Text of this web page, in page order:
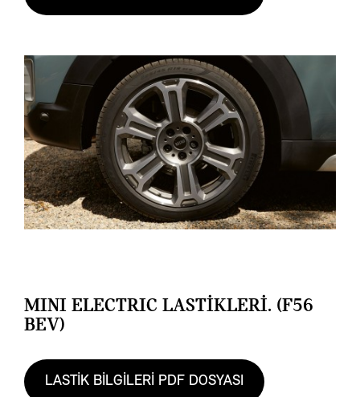
MINI ELECTRIC LASTİKLERİ. (F56
BEV)
LASTİK BİLGİLERİ PDF DOSYASI